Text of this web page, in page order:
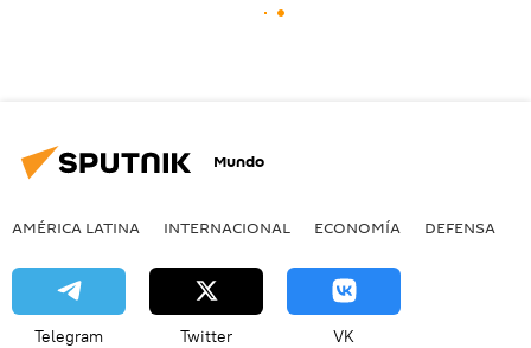
Mundo
AMÉRICA LATINA INTERNACIONAL ECONOMÍA DEFENSA
Telegram Twitter VK